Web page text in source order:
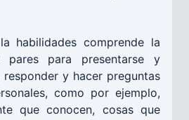
habilidades comprende la
pares para presentarse y
y hacer preguntas
como por ejemplo,
que conocen, cosas que